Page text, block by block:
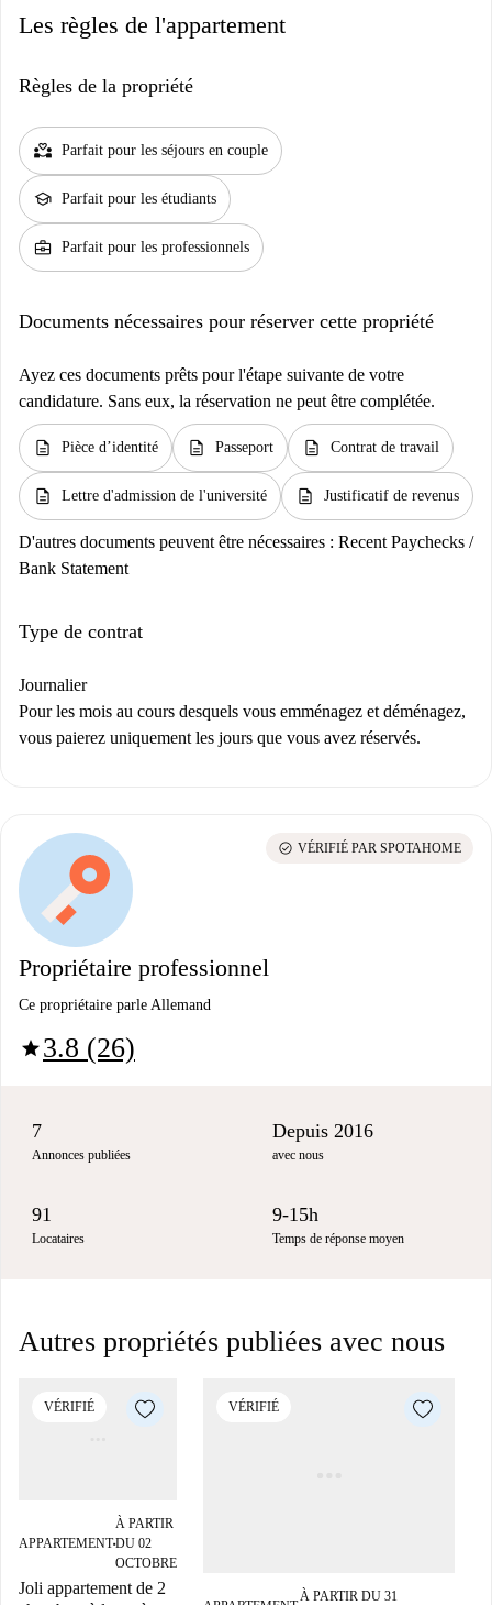
Les règles de l'appartement
Règles de la propriété
partner_heart Parfait pour les séjours en couple
school Parfait pour les étudiants
business_center Parfait pour les professionnels
Documents nécessaires pour réserver cette propriété
Ayez ces documents prêts pour l'étape suivante de votre
candidature. Sans eux, la réservation ne peut être complétée.
description Pièce d’identité description Passeport description Contrat de travail
description Lettre d'admission de l'université description Justificatif de revenus
D'autres documents peuvent être nécessaires : Recent Paychecks /
Bank Statement
Type de contrat
Journalier
Pour les mois au cours desquels vous emménagez et déménagez,
vous paierez uniquement les jours que vous avez réservés.
Propriétaire professionnel
Ce propriétaire parle Allemand
star3.8 (26)
check_circle VÉRIFIÉ PAR SPOTAHOME
7
Annonces publiées
Depuis 2016
avec nous
91
Locataires
9-15h
Temps de réponse moyen
Autres propriétés publiées avec nous
VÉRIFIÉ
APPARTEMENT■
À PARTIR
DU 02
OCTOBRE
Joli appartement de 2
VÉRIFIÉ
À PARTIR DU 31